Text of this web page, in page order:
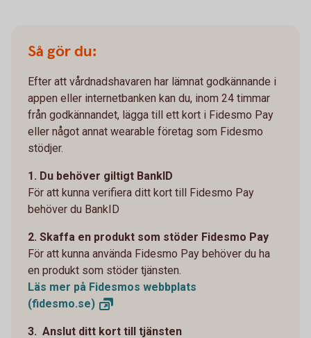
Så gör du:
Efter att vårdnadshavaren har lämnat godkännande i
appen eller internetbanken kan du, inom 24 timmar
från godkännandet, lägga till ett kort i Fidesmo Pay
eller något annat wearable företag som Fidesmo
stödjer.
1. Du behöver giltigt BankID
För att kunna verifiera ditt kort till Fidesmo Pay
behöver du BankID
2. Skaffa en produkt som stöder Fidesmo Pay
För att kunna använda Fidesmo Pay behöver du ha
en produkt som stöder tjänsten.
Läs mer på Fidesmos webbplats
(fidesmo.se)
3. Anslut ditt kort till tjänsten